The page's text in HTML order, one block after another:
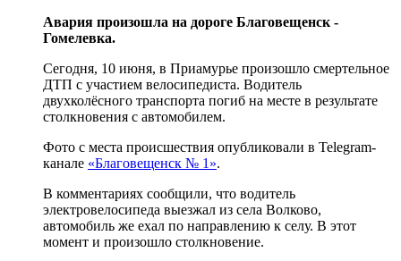
Авария произошла на дороге Благовещенск -
Гомелевка.
Сегодня, 10 июня, в Приамурье произошло смертельное
ДТП с участием велосипедиста. Водитель
двухколёсного транспорта погиб на месте в результате
столкновения с автомобилем.
Фото с места происшествия опубликовали в Telegram-
канале «Благовещенск № 1».
В комментариях сообщили, что водитель
электровелосипеда выезжал из села Волково,
автомобиль же ехал по направлению к селу. В этот
момент и произошло столкновение.